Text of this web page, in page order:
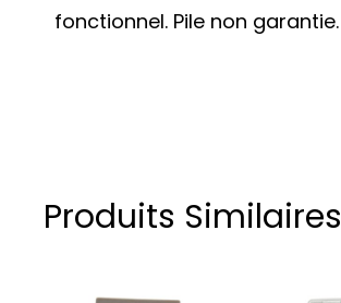
fonctionnel. Pile non garantie.
Produits Similaires